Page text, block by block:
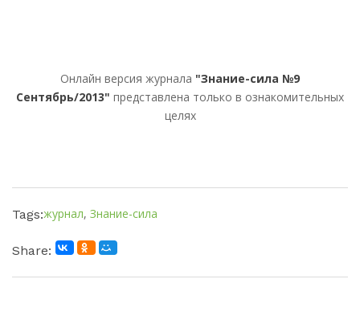
Онлайн версия журнала "Знание-сила №9
Сентябрь/2013" представлена только в ознакомительных
целях
Tags:журнал, Знание-сила
Share: